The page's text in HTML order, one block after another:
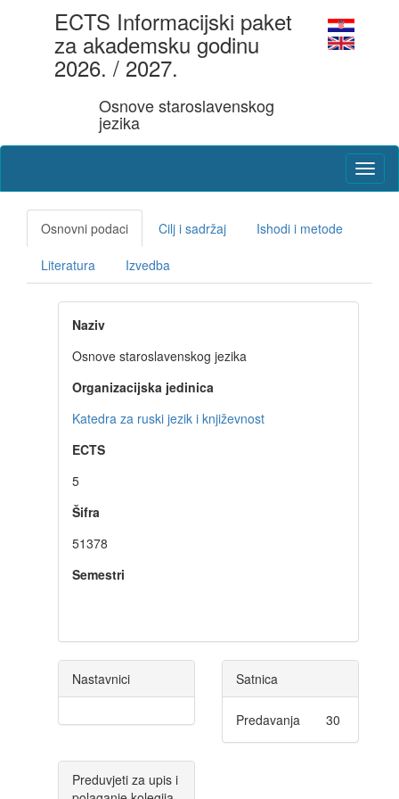
ECTS Informacijski paket
za akademsku godinu
2026. / 2027.
Osnove staroslavenskog
jezika
Osnovni podaci Cilj i sadržaj Ishodi i metode
Literatura Izvedba
Naziv
Osnove staroslavenskog jezika
Organizacijska jedinica
Katedra za ruski jezik i književnost
ECTS
5
Šifra
51378
Semestri
Nastavnici Satnica
Predavanja 30
Preduvjeti za upis i